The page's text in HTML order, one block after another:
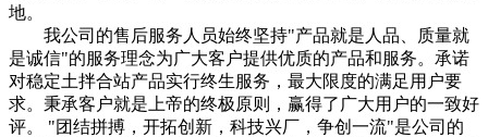
地。
我公司的售后服务人员始终坚持"产品就是人品、质量就
是诚信"的服务理念为广大客户提供优质的产品和服务。承诺
对稳定土拌合站产品实行终生服务，最大限度的满足用户要
求。秉承客户就是上帝的终极原则，赢得了广大用户的一致好
评。 "团结拼搏，开拓创新，科技兴厂，争创一流"是公司的